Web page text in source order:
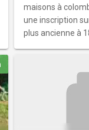
maisons à
une inscription
plus ancienne à
14ème siècle
auxiliaires,
colombage en
découvre les
jusqu’à nos
fièrement les